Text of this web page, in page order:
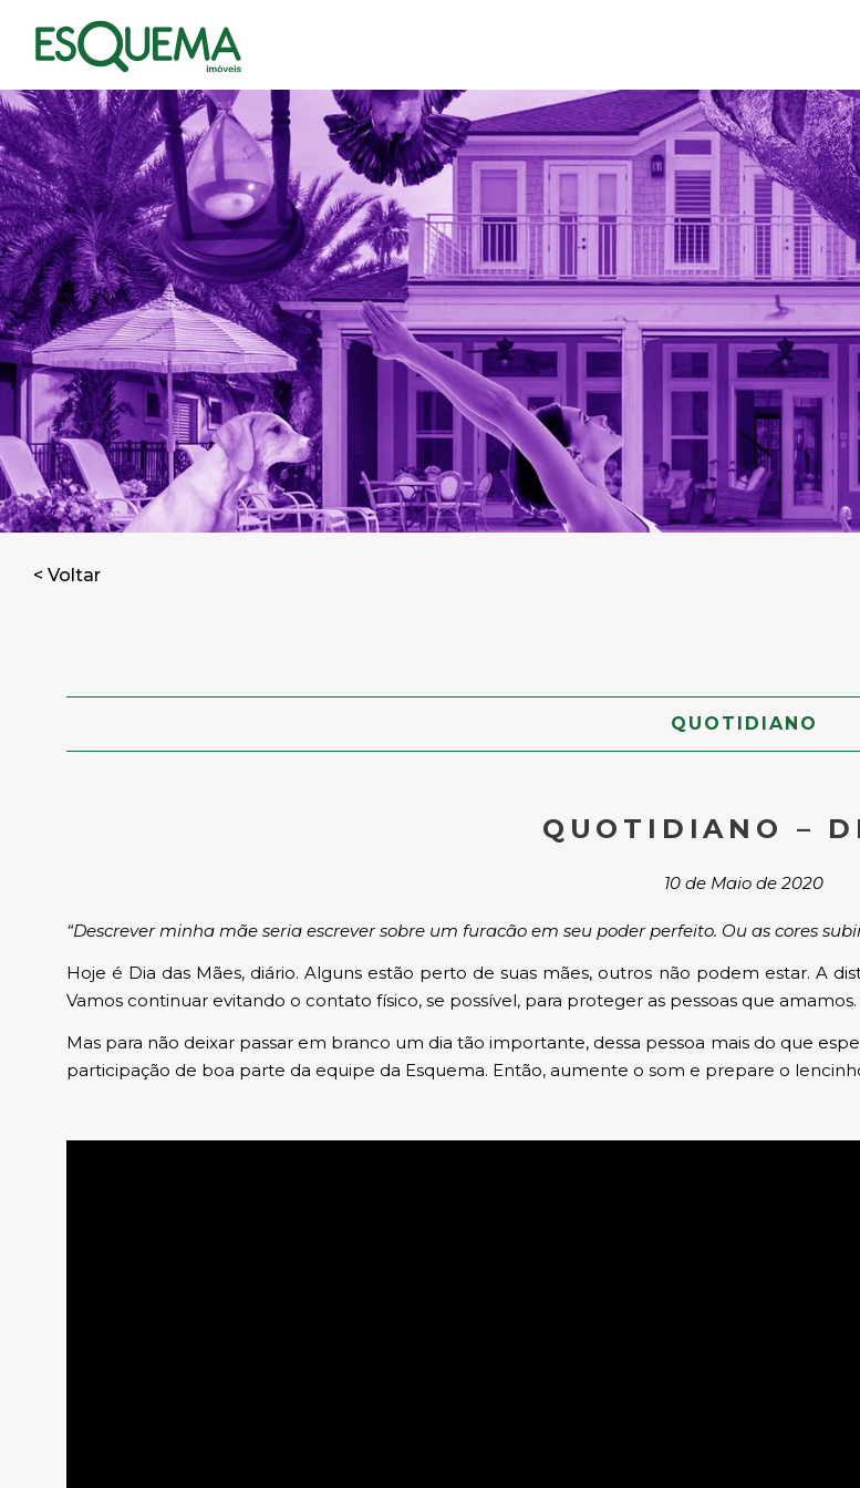
< Voltar
QUOTIDIANO
QUOTIDIANO –
10 de Maio de 2020
“Descrever minha mãe seria escrever sobre um furacão em seu poder perfeito. Ou as cores
Hoje é Dia das Mães, diário. Alguns estão perto de suas mães, outros não podem estar. A
Vamos continuar evitando o contato físico, se possível, para proteger as pessoas que
Mas para não deixar passar em branco um dia tão importante, dessa pessoa mais do que
participação de boa parte da equipe da Esquema. Então, aumente o som e prepare o